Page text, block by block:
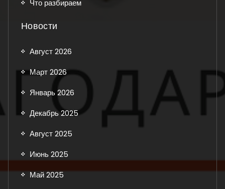
Что разбираем
Новости
Август 2026
Март 2026
Январь 2026
Декабрь 2025
Август 2025
Июнь 2025
Май 2025